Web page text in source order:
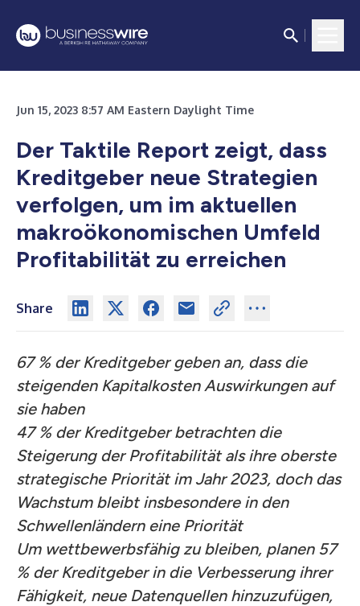
Jun 15, 2023 8:57 AM Eastern Daylight Time
Der Taktile Report zeigt, dass
Kreditgeber neue Strategien
verfolgen, um im aktuellen
makroökonomischen Umfeld
Profitabilität zu erreichen
Share
67 % der Kreditgeber geben an, dass die
steigenden Kapitalkosten Auswirkungen auf
sie haben
47 % der Kreditgeber betrachten die
Steigerung der Profitabilität als ihre oberste
strategische Priorität im Jahr 2023, doch das
Wachstum bleibt insbesondere in den
Schwellenländern eine Priorität
Um wettbewerbsfähig zu bleiben, planen 57
% der Kreditgeber in die Verbesserung ihrer
Fähigkeit, neue Datenquellen hinzuzufügen,